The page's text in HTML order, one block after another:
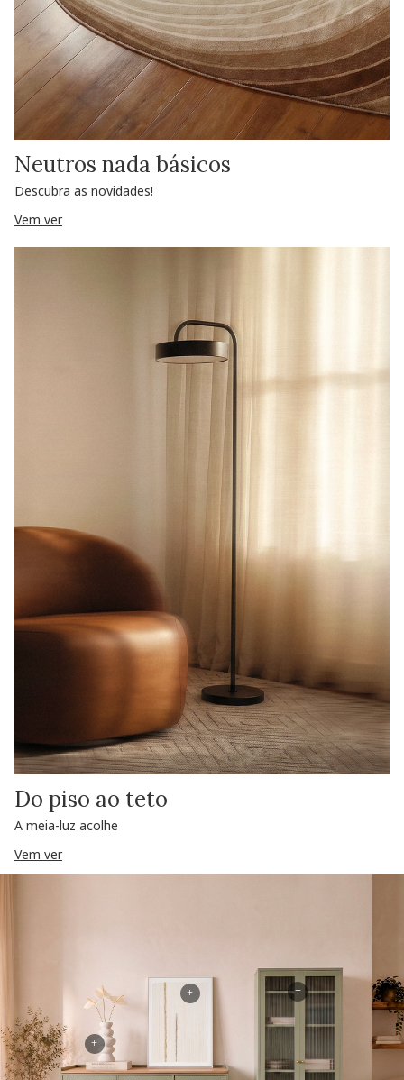
Neutros nada básicos
Descubra as novidades!
Vem ver
Do piso ao teto
A meia-luz acolhe
Vem ver
+
+
+